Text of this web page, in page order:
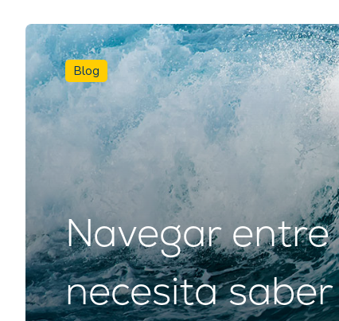
Blog
Navegar entre
necesita